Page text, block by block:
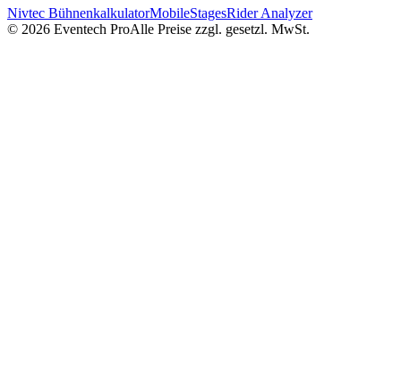
Nivtec BühnenkalkulatorMobileStagesRider Analyzer
© 2026 Eventech ProAlle Preise zzgl. gesetzl. MwSt.